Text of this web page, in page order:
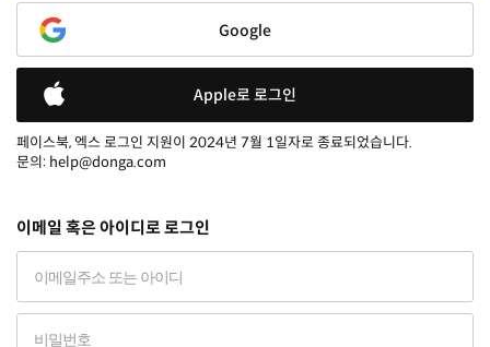
Google
Apple로 로그인
페이스북, 엑스 로그인 지원이 2024년 7월 1일자로 종료되었습니다.
문의: help@donga.com
이메일 혹은 아이디로 로그인